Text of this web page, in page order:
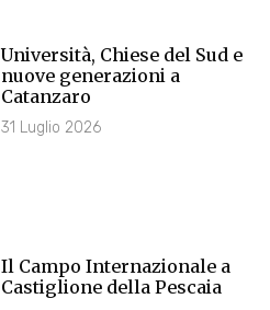
Università, Chiese del Sud e
nuove generazioni a
Catanzaro
31 Luglio 2026
Il Campo Internazionale a
Castiglione della Pescaia